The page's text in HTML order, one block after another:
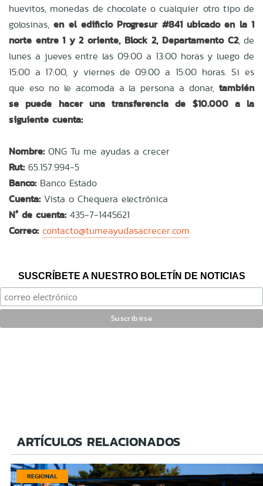
huevitos, monedas de chocolate o cualquier otro tipo de
golosinas,en el edificio Progresur #841 ubicado en la 1
norte entre 1 y 2 oriente, Block 2, Departamento C2, de
lunes a jueves entre las 09:00 a 13:00 horas y luego de
15:00 a 17:00, y viernes de 09:00 a 15:00 horas. Si es
que eso no le acomoda a la persona a donar, también
se puede hacer una transferencia de $10.000 a la
siguiente cuenta:
Nombre: ONG Tu me ayudas a crecer
Rut: 65.157.994-5
Banco: Banco Estado
Cuenta: Vista o Chequera electrónica
N° de cuenta: 435-7-1445621
Correo: contacto@tumeayudasacrecer.com
SUSCRÍBETE A NUESTRO BOLETÍN DE NOTICIAS
ARTÍCULOS RELACIONADOS
REGIONAL